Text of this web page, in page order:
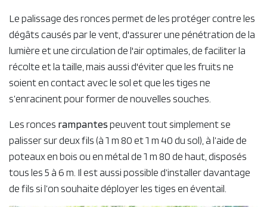
Le palissage des ronces permet de les protéger contre les
dégâts causés par le vent, d'assurer une pénétration de la
lumière et une circulation de l'air optimales, de faciliter la
récolte et la taille, mais aussi d'éviter que les fruits ne
soient en contact avec le sol et que les tiges ne
s’enracinent pour former de nouvelles souches.
Les ronces rampantespeuvent tout simplement se
palisser sur deux fils (à 1 m 80 et 1 m 40 du sol), à l’aide de
poteaux en bois ou en métal de 1 m 80 de haut, disposés
tous les 5 à 6 m. Il est aussi possible d’installer davantage
de fils si l’on souhaite déployer les tiges en éventail.